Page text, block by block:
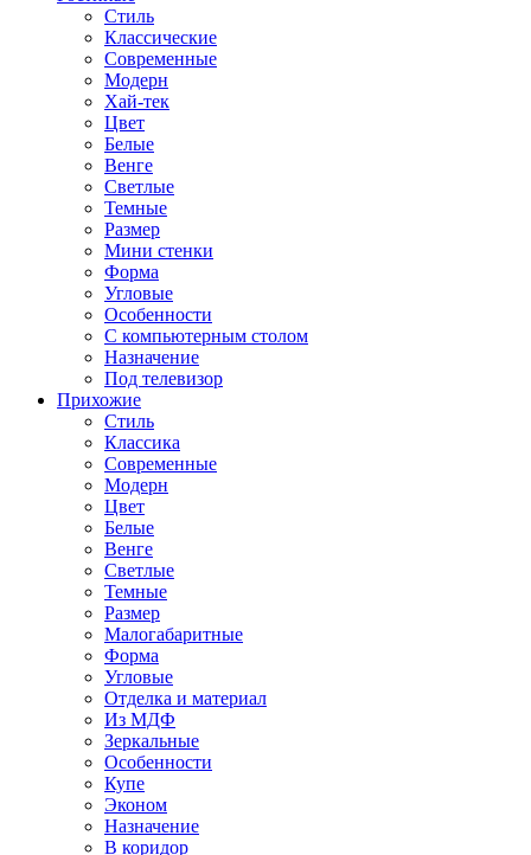
Стиль
Классические
Современные
Модерн
Хай-тек
Цвет
Белые
Венге
Светлые
Темные
Размер
Мини стенки
Форма
Угловые
Особенности
С компьютерным столом
Назначение
Под телевизор
Прихожие
Стиль
Классика
Современные
Модерн
Цвет
Белые
Венге
Светлые
Темные
Размер
Малогабаритные
Форма
Угловые
Отделка и материал
Из МДФ
Зеркальные
Особенности
Купе
Эконом
Назначение
В коридор